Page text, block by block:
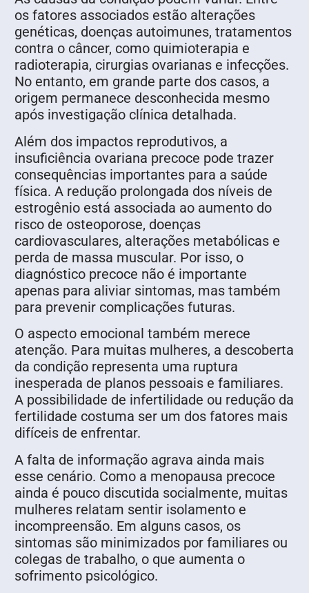
os fatores associados estão alterações
genéticas, doenças autoimunes, tratamentos
contra o câncer, como quimioterapia e
radioterapia, cirurgias ovarianas e infecções.
No entanto, em grande parte dos casos, a
origem permanece desconhecida mesmo
após investigação clínica detalhada.
Além dos impactos reprodutivos, a
insuficiência ovariana precoce pode trazer
consequências importantes para a saúde
física. A redução prolongada dos níveis de
estrogênio está associada ao aumento do
risco de osteoporose, doenças
cardiovasculares, alterações metabólicas e
perda de massa muscular. Por isso, o
diagnóstico precoce não é importante
apenas para aliviar sintomas, mas também
para prevenir complicações futuras.
O aspecto emocional também merece
atenção. Para muitas mulheres, a descoberta
da condição representa uma ruptura
inesperada de planos pessoais e familiares.
A possibilidade de infertilidade ou redução da
fertilidade costuma ser um dos fatores mais
difíceis de enfrentar.
A falta de informação agrava ainda mais
esse cenário. Como a menopausa precoce
ainda é pouco discutida socialmente, muitas
mulheres relatam sentir isolamento e
incompreensão. Em alguns casos, os
sintomas são minimizados por familiares ou
colegas de trabalho, o que aumenta o
sofrimento psicológico.